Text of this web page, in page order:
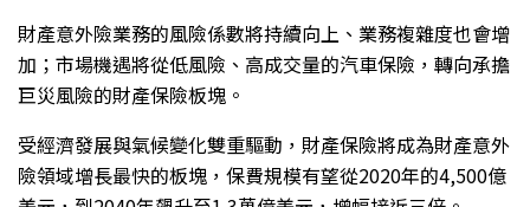
財產意外險業務的風險係數將持續向上、業務複雜度也會增
加；市場機遇將從低風險、高成交量的汽車保險，轉向承擔
巨災風險的財產保險板塊。
受經濟發展與氣候變化雙重驅動，財產保險將成為財產意外
險領域增長最快的板塊，保費規模有望從2020年的4,500億